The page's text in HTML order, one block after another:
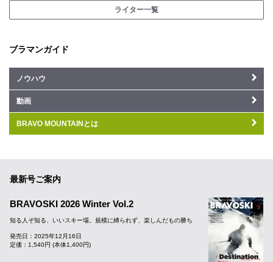
ライター一覧
ブラマンガイド
ノウハウ
動画
BRAVO MOUNTAINとは
最新号ご案内
BRAVOSKI 2026 Winter Vol.2
知る人ぞ知る、いいスキー場。規模に縛られず、楽しんだもの勝ち
発売日：2025年12月16日
定価：1,540円 (本体1,400円)